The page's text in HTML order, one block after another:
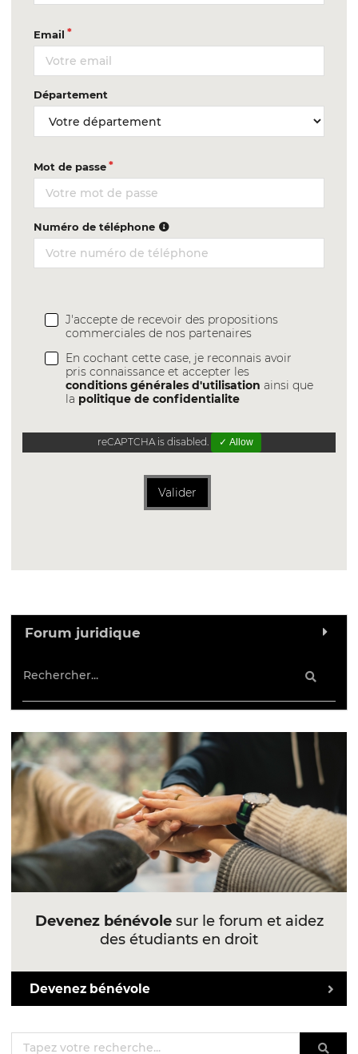
Email
Département
Mot de passe
Numéro de téléphone
J'accepte de recevoir des propositions
commerciales de nos partenaires
En cochant cette case, je reconnais avoir
pris connaissance et accepter les
conditions générales d'utilisation ainsi que
la politique de confidentialite
reCAPTCHA is disabled. ✓ Allow
Valider
Forum juridique
Devenez bénévolesur le forum et aidez
des étudiants en droit
Devenez bénévole